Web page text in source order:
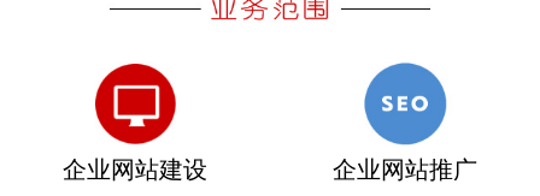
企业网站建设 企业网站推广